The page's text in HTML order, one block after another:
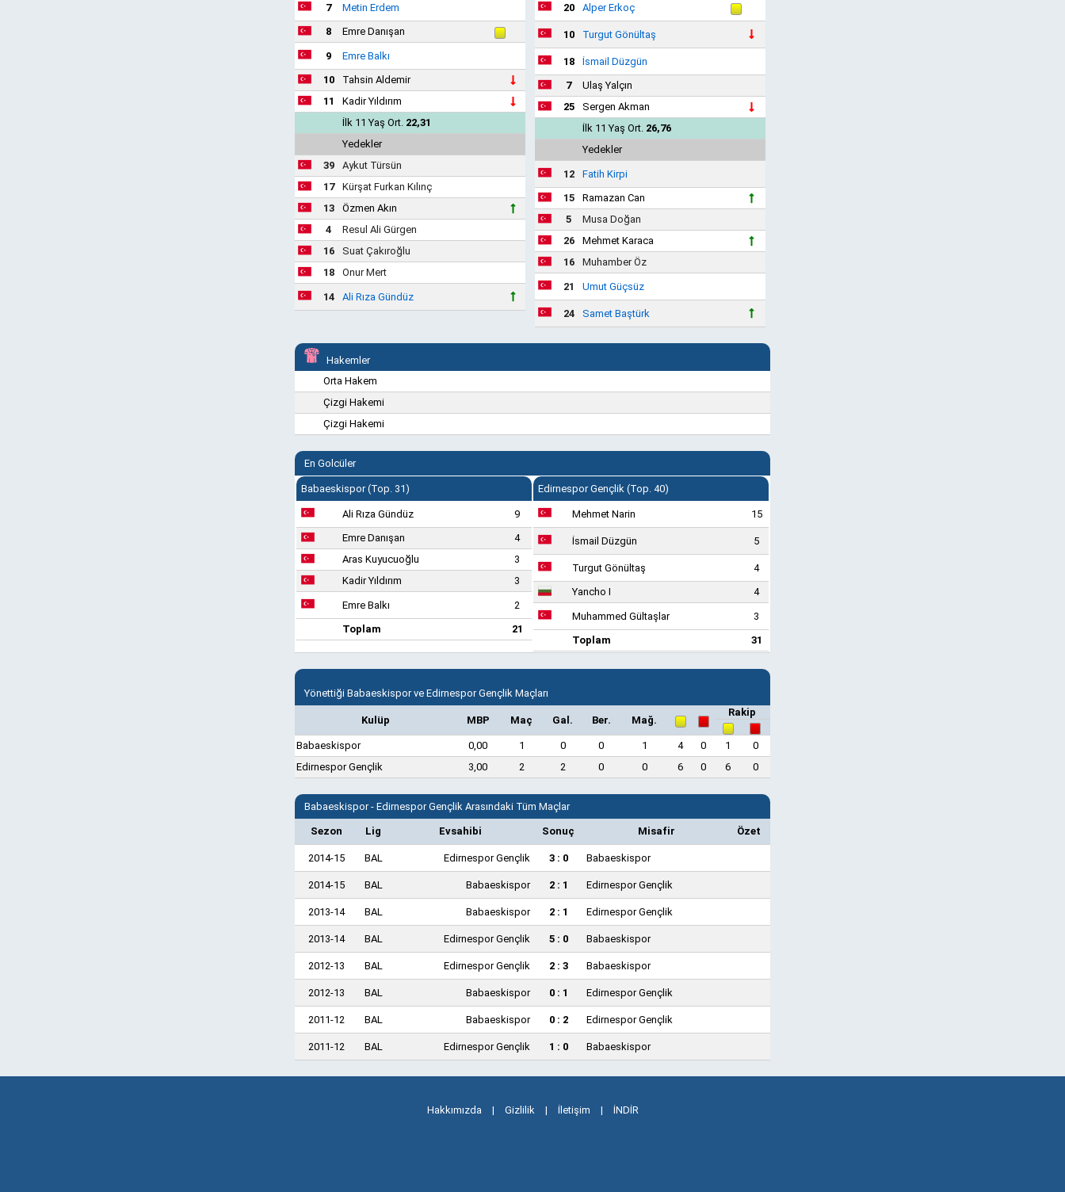
7
Metin Erdem
8
Emre Danışan
9
Emre Balkı
10
Tahsin Aldemir
11
Kadir Yıldırım
İlk 11 Yaş Ort. 22,31
Yedekler
39
Aykut Türsün
17
Kürşat Furkan Kılınç
13
Özmen Akın
4
Resul Ali Gürgen
16
Suat Çakıroğlu
18
Onur Mert
14 Ali Rıza Gündüz
20 Alper Erkoç
10 Turgut Gönültaş
18
İsmail Düzgün
7
Ulaş Yalçın
25
Sergen Akman
İlk 11 Yaş Ort. 26,76
Yedekler
12
Fatih Kirpi
15
Ramazan Can
5
Musa Doğan
26
Mehmet Karaca
16
Muhamber Öz
21 Umut Güçsüz
24 Samet Baştürk
Hakemler
Orta Hakem
Çizgi Hakemi
Çizgi Hakemi
En Golcüler
Babaeskispor (Top. 31)
Ali Rıza Gündüz
9
Emre Danışan
4
Aras Kuyucuoğlu
3
Kadir Yıldırım
3
Emre Balkı
2
Toplam
21
Edirnespor Gençlik (Top. 40)
Mehmet Narin 15
İsmail Düzgün 5
Turgut Gönültaş
4
Yancho I
4
Muhammed Gültaşlar
3
Toplam
31
Yönettiği Babaeskispor ve Edirnespor Gençlik Maçları
Kulüp MBP Maç Gal. Ber. Mağ.
Rakip
Babaeskispor 0,00 1 0 0 1 4 0 1
0
Edirnespor Gençlik
3,00 2 2 0 0 6 0 6 0
Babaeskispor - Edirnespor Gençlik Arasındaki Tüm Maçlar
Sezon Lig Evsahibi Sonuç Misafir Özet
2014-15 BAL Edirnespor Gençlik 3 : 0 Babaeskispor
2014-15 BAL Babaeskispor 2 : 1 Edirnespor Gençlik
2013-14 BAL Babaeskispor 2 : 1 Edirnespor Gençlik
2013-14 BAL Edirnespor Gençlik 5 : 0 Babaeskispor
2012-13 BAL Edirnespor Gençlik 2 : 3 Babaeskispor
2012-13 BAL Babaeskispor 0 : 1 Edirnespor Gençlik
2011-12 BAL Babaeskispor 0 : 2 Edirnespor Gençlik
2011-12 BAL Edirnespor Gençlik 1 : 0 Babaeskispor
Hakkımızda | Gizlilik | İletişim | İNDİR